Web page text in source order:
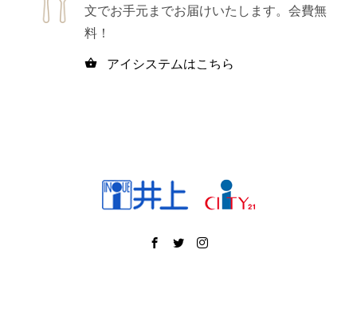
文でお手元までお届けいたします。会費無
料！
shopping_basket アイシステムはこちら